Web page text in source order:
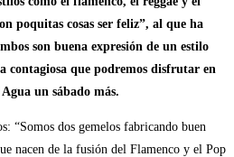
poquitas cosas ser feliz”, al que ha
son buena expresión de un estilo
contagiosa que podremos disfrutar en
un sábado más.
“Somos dos gemelos fabricando buen
nacen de la fusión del Flamenco y el Pop